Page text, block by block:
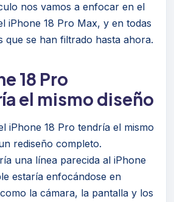
nos vamos a enfocar en el
iPhone 18 Pro Max, y en todas
que se han filtrado hasta ahora.
18 Pro
el mismo diseño
iPhone 18 Pro tendría el mismo
rediseño completo.
una línea parecida al iPhone
estaría enfocándose en
la cámara, la pantalla y los